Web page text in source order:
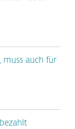
muss auch für